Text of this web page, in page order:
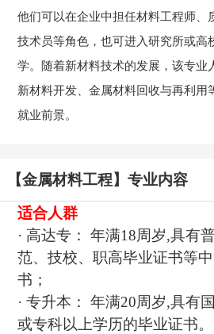
他们可以在企业中担任材料工程师、
技术员等角色，也可进入研究所或高
学。随着新材料技术的发展，该专业
新材料开发、金属材料回收与再利用
就业前景。
【金属材料工程】专业内容
适合人群
· 高达专： 年满18周岁,具有
范、技校、职高毕业证书等
书；
· 专升本： 年满20周岁,具有
或专科以上学历的毕业证书。